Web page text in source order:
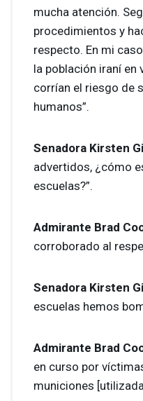
mucha atención.
procedimientos y
respecto. En mi
la población iraní en
corrían el riesgo de
humanos”.
Senadora Kirsten
advertidos, ¿cómo
escuelas?”.
Admirante Brad
corroborado al
Senadora Kirsten
escuelas hemos
Admirante Brad
en curso por
municiones